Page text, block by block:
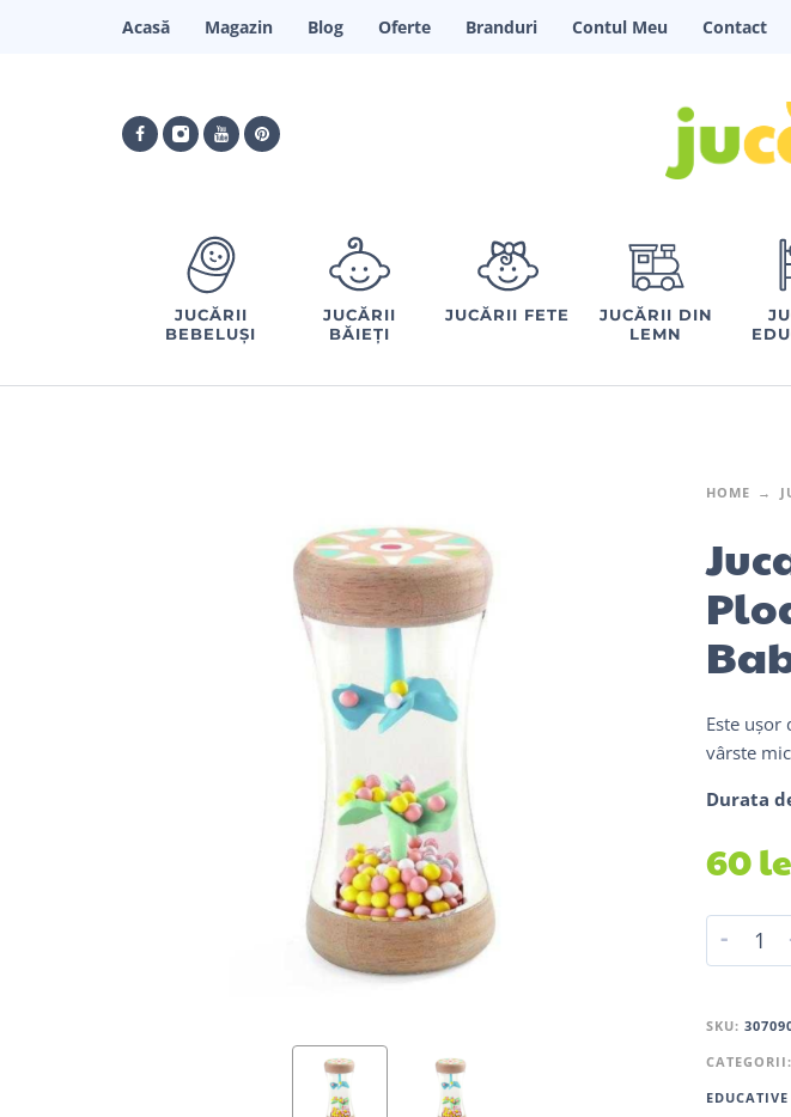
Acasă Magazin Blog Oferte Branduri Contul Meu Contact
JUCĂRII
BEBELUȘI
JUCĂRII
BĂIEȚI
JUCĂRII FETE
JUCĂRII DIN
LEMN
HOME
Este
vârste
Durata
60
-
SKU:
CATEGORII:
EDUCATIVE